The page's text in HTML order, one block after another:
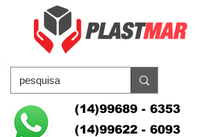
(14)99689 - 6353
(14)99622 - 6093